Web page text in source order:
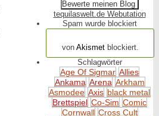
tequilaswelt.de Webutation
Spam wurde blockiert
von Akismetblockiert.
Schlagwörter
Age Of Sigmar Allies
Ankama Arena Arkham
Asmodee Axis black metal
Brettspiel Co-Sim Comic
Cornwall Cross Cult